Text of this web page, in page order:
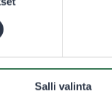
Salli valinta
& Piirainen,
KUHMO